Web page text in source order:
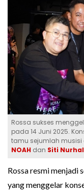
Rossa sukses
pada 14 Juni 2025.
tamu sejumlah musisi
NOAH dan Siti
Rossa resmi menjadi
yang menggelar